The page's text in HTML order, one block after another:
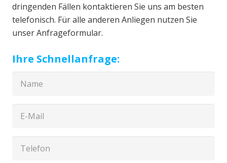
dringenden Fällen kontaktieren Sie uns am besten
telefonisch. Für alle anderen Anliegen nutzen Sie
unser Anfrageformular.
Ihre Schnellanfrage: